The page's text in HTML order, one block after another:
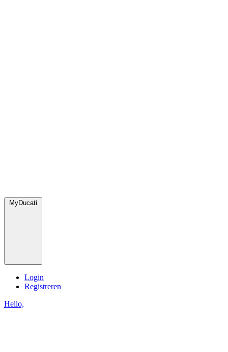
MyDucati
Login
Registreren
Hello,